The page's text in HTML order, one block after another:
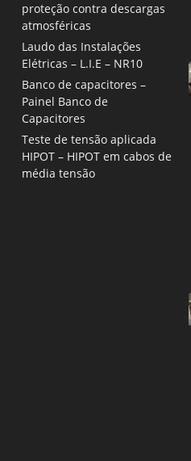
proteção contra descargas
atmosféricas
Laudo das Instalações
Elétricas – L.I.E – NR10
Banco de capacitores –
Painel Banco de
Capacitores
Teste de tensão aplicada
HIPOT – HIPOT em cabos de
média tensão